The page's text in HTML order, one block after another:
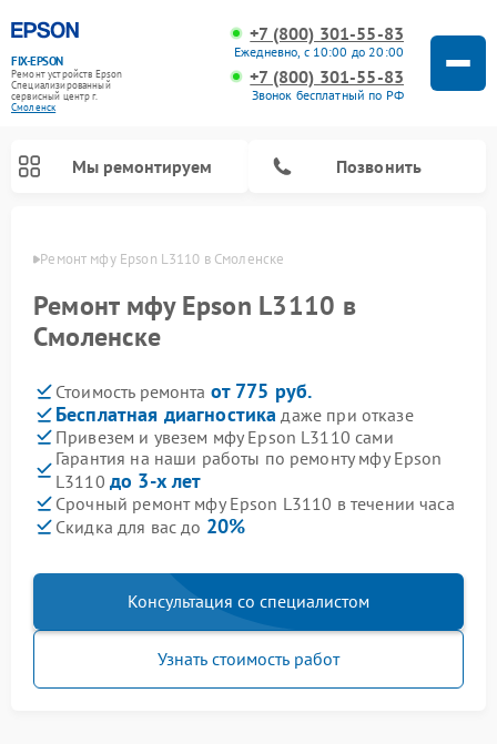
FIX-EPSON
Ремонт устройств Epson
Специализированный
cервисный центр г.
Смоленск
+7 (800) 301-55-83
Ежедневно, с 10:00 до 20:00
+7 (800) 301-55-83
Звонок бесплатный по РФ
Мы ремонтируем Позвонить
Ремонт мфу Epson L3110 в Смоленске
Ремонт мфу Epson L3110 в
Смоленске
Стоимость ремонта от 775 руб.
Бесплатная диагностика даже при отказе
Привезем и увезем мфу Epson L3110 сами
Гарантия на наши работы по ремонту мфу Epson
L3110 до 3-х лет
Срочный ремонт мфу Epson L3110 в течении часа
Скидка для вас до 20%
Консультация со специалистом
Узнать стоимость работ